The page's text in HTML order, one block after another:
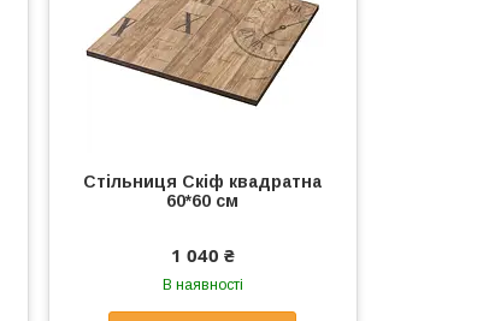
Стільниця Скіф квадратна
60*60 см
1 040 ₴
В наявності